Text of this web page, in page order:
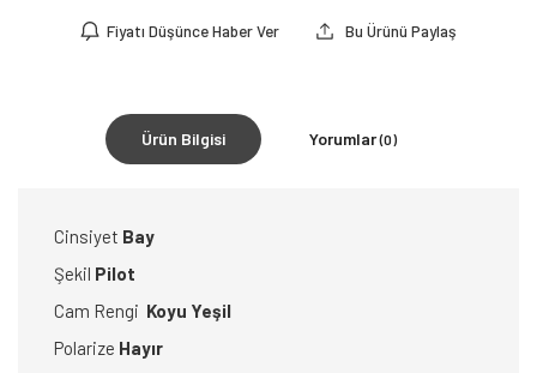
Fiyatı Düşünce Haber Ver Bu Ürünü Paylaş
Ürün Bilgisi Yorumlar(0)
Cinsiyet Bay
Şekil Pilot
Cam Rengi Koyu Yeşil
Polarize Hayır